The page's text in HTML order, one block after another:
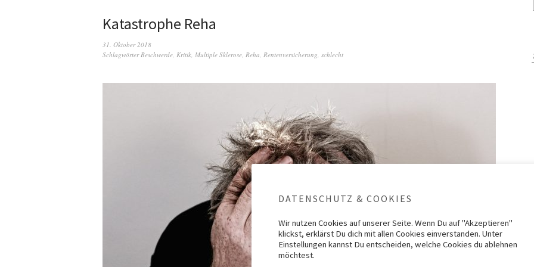
Katastrophe Reha
31. Oktober 2018
SchlagwörterBeschwerde, Kritik, Multiple Sklerose, Reha, Rentenversicherung, schlecht
DATENSCHUTZ & COOKIES
Wir nutzen Cookies auf unserer Seite. Wenn Du auf "Akzeptieren"
klickst, erklärst Du dich mit allen Cookies einverstanden. Unter
Einstellungen kannst Du entscheiden, welche Cookies du ablehnen
möchtest.